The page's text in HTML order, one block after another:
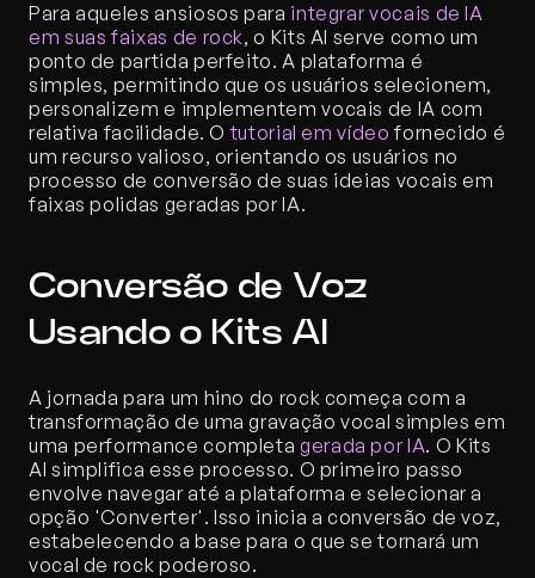
Para aqueles ansiosos para integrar vocais de IA
em suas faixas de rock, o Kits AI serve como um
ponto de partida perfeito. A plataforma é
simples, permitindo que os usuários selecionem,
personalizem e implementem vocais de IA com
relativa facilidade. O tutorial em vídeo fornecido é
um recurso valioso, orientando os usuários no
processo de conversão de suas ideias vocais em
faixas polidas geradas por IA.
Conversão de Voz
Usando o Kits AI
A jornada para um hino do rock começa com a
transformação de uma gravação vocal simples em
uma performance completa gerada por IA. O Kits
AI simplifica esse processo. O primeiro passo
envolve navegar até a plataforma e selecionar a
opção 'Converter'. Isso inicia a conversão de voz,
estabelecendo a base para o que se tornará um
vocal de rock poderoso.